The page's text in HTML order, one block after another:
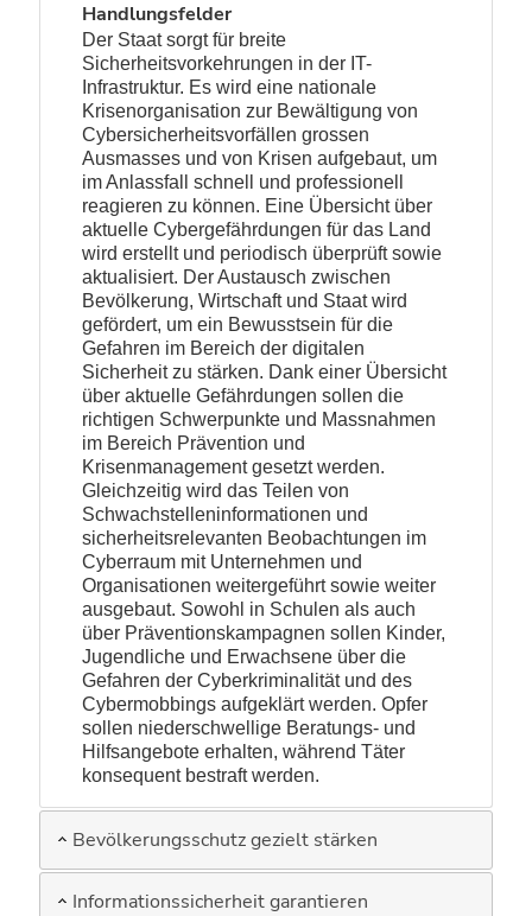
Handlungsfelder
Der Staat sorgt für breite
Sicherheitsvorkehrungen in der IT-
Infrastruktur. Es wird eine nationale
Krisenorganisation zur Bewältigung von
Cybersicherheitsvorfällen grossen
Ausmasses und von Krisen aufgebaut, um
im Anlassfall schnell und professionell
reagieren zu können. Eine Übersicht über
aktuelle Cybergefährdungen für das Land
wird erstellt und periodisch überprüft sowie
aktualisiert. Der Austausch zwischen
Bevölkerung, Wirtschaft und Staat wird
gefördert, um ein Bewusstsein für die
Gefahren im Bereich der digitalen
Sicherheit zu stärken. Dank einer Übersicht
über aktuelle Gefährdungen sollen die
richtigen Schwerpunkte und Massnahmen
im Bereich Prävention und
Krisenmanagement gesetzt werden.
Gleichzeitig wird das Teilen von
Schwachstelleninformationen und
sicherheitsrelevanten Beobachtungen im
Cyberraum mit Unternehmen und
Organisationen weitergeführt sowie weiter
ausgebaut. Sowohl in Schulen als auch
über Präventionskampagnen sollen Kinder,
Jugendliche und Erwachsene über die
Gefahren der Cyberkriminalität und des
Cybermobbings aufgeklärt werden. Opfer
sollen niederschwellige Beratungs- und
Hilfsangebote erhalten, während Täter
konsequent bestraft werden.
Bevölkerungsschutz gezielt stärken
Informationssicherheit garantieren